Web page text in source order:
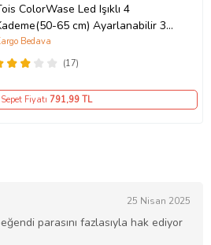
ColorWase Led Işıklı 4
65 cm) Ayarlanabilir 3
Scooter (Mavi)
(17)
Bedava
Sepet Fiyatı 791,99 TL
25 Nisan 2025
parasını fazlasıyla hak ediyor